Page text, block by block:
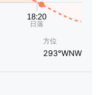
方位
293°WNW